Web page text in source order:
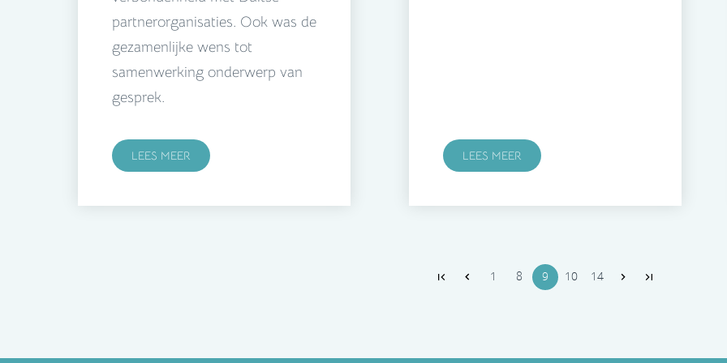
partnerorganisaties. Ook was de
gezamenlijke wens tot
samenwerking onderwerp van
gesprek.
LEES MEER LEES MEER
1 8 9 10 14